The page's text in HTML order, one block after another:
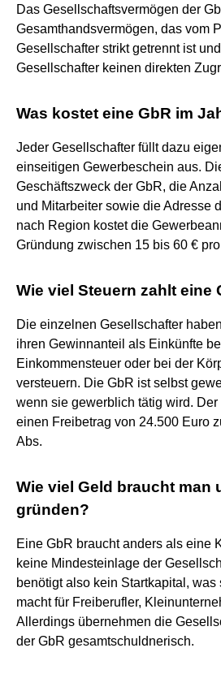
Das Gesellschaftsvermögen der
Gesamthandsvermögen, das vom
Gesellschafter strikt getrennt ist
Gesellschafter keinen direkten
Was kostet eine GbR im
Jeder Gesellschafter füllt dazu
einseitigen Gewerbeschein aus.
Geschäftszweck der GbR, die
und Mitarbeiter sowie die Adresse
nach Region kostet die
Gründung zwischen 15 bis 60 €
Wie viel Steuern zahlt eine
Die einzelnen Gesellschafter
ihren Gewinnanteil als Einkünfte
Einkommensteuer oder bei der
versteuern. Die GbR ist selbst
wenn sie gewerblich tätig wird.
einen Freibetrag von 24.500 Euro
Abs.
Wie viel Geld braucht man
gründen?
Eine GbR braucht anders als eine
keine Mindesteinlage der
benötigt also kein Startkapital, was
macht für Freiberufler,
Allerdings übernehmen die
der GbR gesamtschuldnerisch.